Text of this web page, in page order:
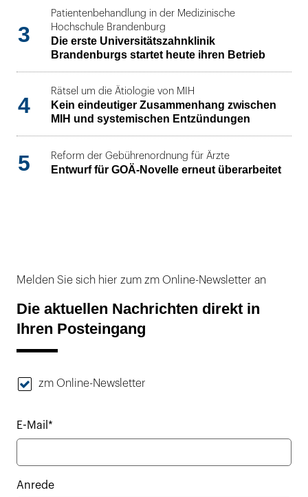
3
Patientenbehandlung in der Medizinische
Hochschule Brandenburg
Die erste Universitätszahnklinik
Brandenburgs startet heute ihren Betrieb
4
Rätsel um die Ätiologie von MIH
Kein eindeutiger Zusammenhang zwischen
MIH und systemischen Entzündungen
5 Reform der Gebührenordnung für Ärzte
Entwurf für GOÄ-Novelle erneut überarbeitet
Melden Sie sich hier zum zm Online-Newsletter an
Die aktuellen Nachrichten direkt in
Ihren Posteingang
zm Online-Newsletter
E-Mail*
Anrede